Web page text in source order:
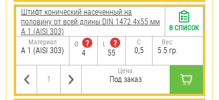
Штифт конический насеченный на
половину от всей длины DIN 1472 4х55 мм
А 1 (AISI 303)
Материал
А 1 (AISI 303)
Ø
?
4
L
?
55
C
0,5
Вес:
5.5 гр.
Цена:
Под заказ
В СПИСОК